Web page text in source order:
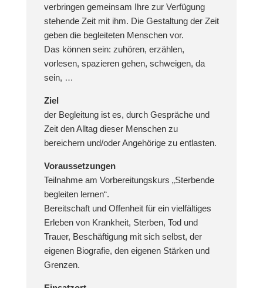
verbringen gemeinsam Ihre zur Verfügung
stehende Zeit mit ihm. Die Gestaltung der Zeit
geben die begleiteten Menschen vor.
Das können sein: zuhören, erzählen,
vorlesen, spazieren gehen, schweigen, da
sein, …
Ziel
der Begleitung ist es, durch Gespräche und
Zeit den Alltag dieser Menschen zu
bereichern und/oder Angehörige zu entlasten.
Voraussetzungen
Teilnahme am Vorbereitungskurs „Sterbende
begleiten lernen“.
Bereitschaft und Offenheit für ein vielfältiges
Erleben von Krankheit, Sterben, Tod und
Trauer, Beschäftigung mit sich selbst, der
eigenen Biografie, den eigenen Stärken und
Grenzen.